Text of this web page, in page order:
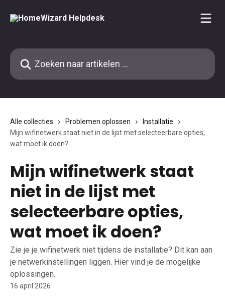
Zoeken naar artikelen ...
Alle collecties Problemen oplossen
Installatie
Mijn wifinetwerk staat niet in de lijst met selecteerbare opties,
wat moet ik doen?
Mijn wifinetwerk staat
niet in de lijst met
selecteerbare opties,
wat moet ik doen?
Zie je je wifinetwerk niet tijdens de installatie? Dit kan aan
je netwerkinstellingen liggen. Hier vind je de mogelijke
oplossingen.
16 april 2026